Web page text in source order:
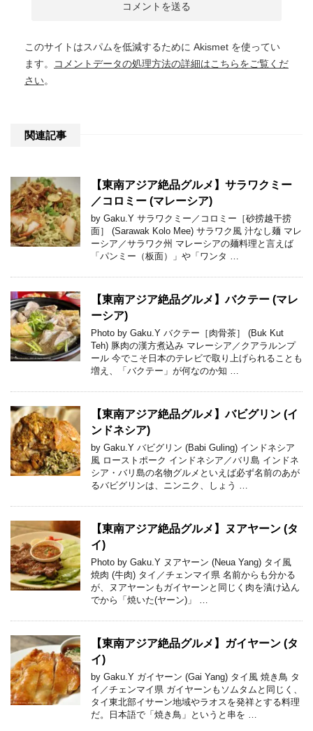
このサイトはスパムを低減するために Akismet を使ってい
ます。
コメントデータの処理方法の詳細はこちらをご覧くだ
さい。
関連記事
【東南アジア絶品グルメ】サラワクミー
／コロミー (マレーシア)
by Gaku.Y サラワクミー／コロミー［砂捞越干捞
面］ (Sarawak Kolo Mee) サラワク風 汁なし麺 マレ
ーシア／サラワク州 マレーシアの麺料理と言えば
「パンミー（板面）」や「ワンタ …
【東南アジア絶品グルメ】バクテー (マレ
ーシア)
Photo by Gaku.Y バクテー［肉骨茶］ (Buk Kut
Teh) 豚肉の漢方煮込み マレーシア／クアラルンプ
ール 今でこそ日本のテレビで取り上げられることも
増え、「バクテー」が何なのか知 …
【東南アジア絶品グルメ】バビグリン (イ
ンドネシア)
by Gaku.Y バビグリン (Babi Guling) インドネシア
風 ローストポーク インドネシア／バリ島 インドネ
シア・バリ島の名物グルメといえば必ず名前のあが
るバビグリンは、ニンニク、しょう …
【東南アジア絶品グルメ】ヌアヤーン (タ
イ)
Photo by Gaku.Y ヌアヤーン (Neua Yang) タイ風
焼肉 (牛肉) タイ／チェンマイ県 名前からも分かる
が、ヌアヤーンもガイヤーンと同じく肉を漬け込ん
でから「焼いた(ヤーン)」 …
【東南アジア絶品グルメ】ガイヤーン (タ
イ)
by Gaku.Y ガイヤーン (Gai Yang) タイ風 焼き鳥 タ
イ／チェンマイ県 ガイヤーンもソムタムと同じく、
タイ東北部イサーン地域やラオスを発祥とする料理
だ。日本語で「焼き鳥」というと串を …